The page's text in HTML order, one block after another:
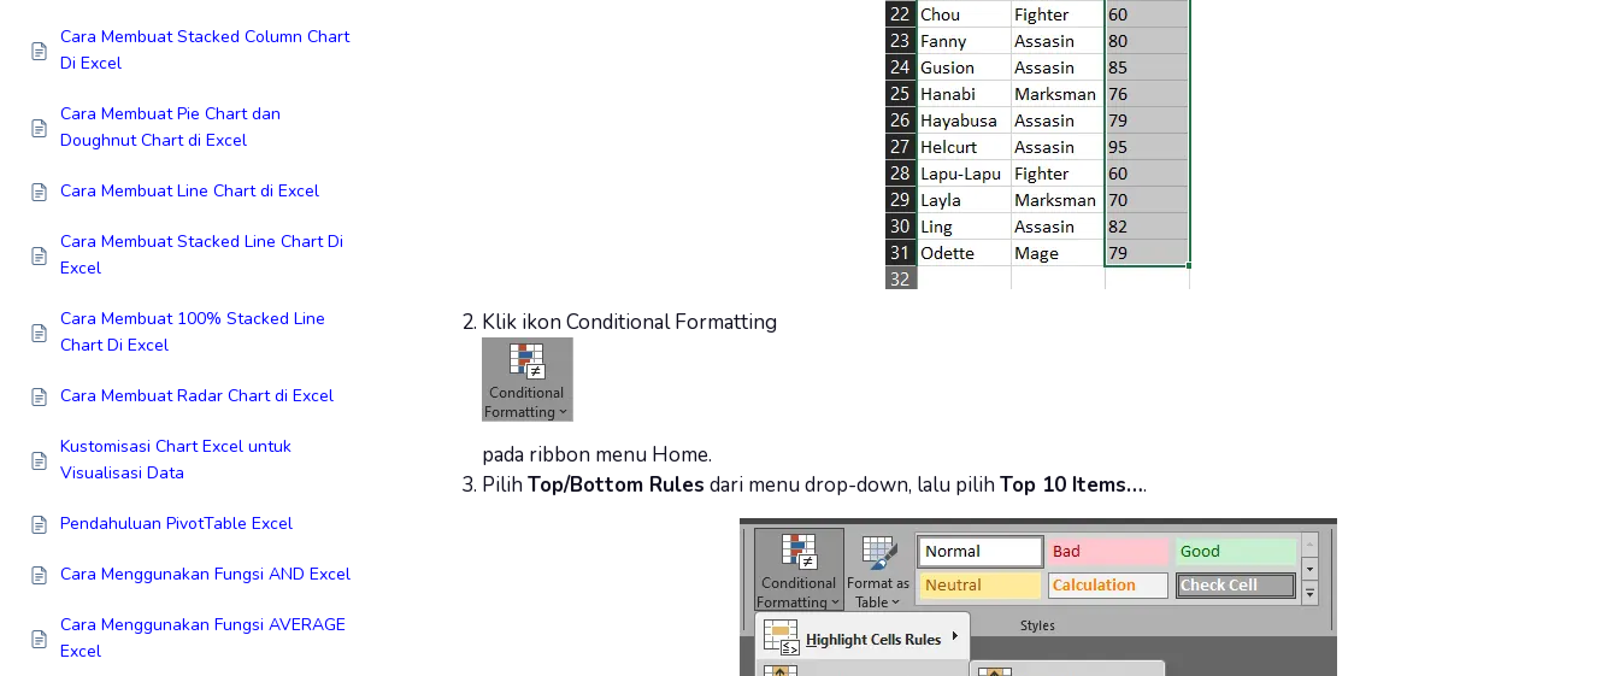
Cara Membuat Stacked Column Chart
Di Excel
Cara Membuat Pie Chart dan
Doughnut Chart di Excel
Cara Membuat Line Chart di Excel
Cara Membuat Stacked Line Chart Di
Excel
Cara Membuat 100% Stacked Line
Chart Di Excel
Cara Membuat Radar Chart di Excel
Kustomisasi Chart Excel untuk
Visualisasi Data
Pendahuluan PivotTable Excel
Cara Menggunakan Fungsi AND Excel
Cara Menggunakan Fungsi AVERAGE
Excel
Klik ikon Conditional Formatting
pada ribbon menu Home.
Pilih Top/Bottom Rules dari menu drop-down, lalu pilih Top 10 Items….